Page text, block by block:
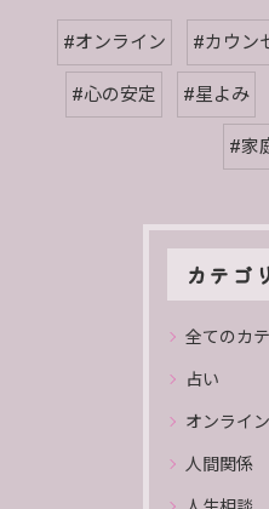
#オンライン #カウン
#心の安定 #星よみ
#家
カテゴ
全てのカ
占い
オンライン
人間関係